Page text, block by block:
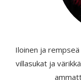
Iloinen ja
villasukat ja